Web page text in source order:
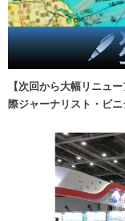
【次回から大幅リニュ
際ジャーナリスト・ビ